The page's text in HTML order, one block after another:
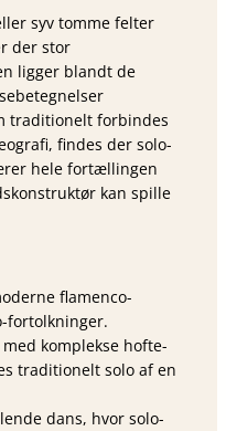
syv tomme felter
der stor
ligger blandt de
traditionelt forbindes
findes der solo-
hele fortællingen
kan spille
flamenco-
fortolkninger.
komplekse hofte-
traditionelt solo af en
dans, hvor solo-